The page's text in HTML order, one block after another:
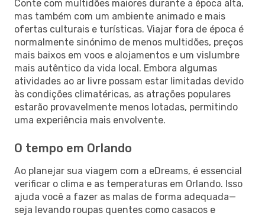
Conte com multidões maiores durante a época alta,
mas também com um ambiente animado e mais
ofertas culturais e turísticas. Viajar fora de época é
normalmente sinónimo de menos multidões, preços
mais baixos em voos e alojamentos e um vislumbre
mais autêntico da vida local. Embora algumas
atividades ao ar livre possam estar limitadas devido
às condições climatéricas, as atrações populares
estarão provavelmente menos lotadas, permitindo
uma experiência mais envolvente.
O tempo em Orlando
Ao planejar sua viagem com a eDreams, é essencial
verificar o clima e as temperaturas em Orlando. Isso
ajuda você a fazer as malas de forma adequada—
seja levando roupas quentes como casacos e